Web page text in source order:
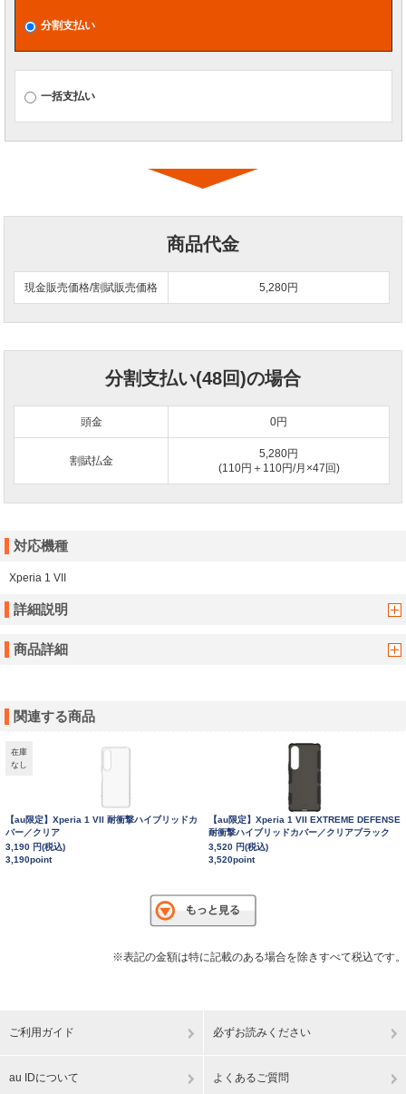
分割支払い
一括支払い
商品代金
現金販売価格/割賦販売価格 5,280円
分割支払い(48回)の場合
頭金 0円
割賦払金
5,280円
(110円＋110円/月×47回)
対応機種
Xperia 1 VII
詳細説明
商品詳細
関連する商品
在庫
なし
【au限定】Xperia 1 VII 耐衝撃ハイブリッドカ
バー／クリア
3,190 円(税込)
3,190point
【au限定】Xperia 1 VII EXTREME DEFENSE
耐衝撃ハイブリッドカバー／クリアブラック
3,520 円(税込)
3,520point
※表記の金額は特に記載のある場合を除きすべて税込です。
ご利用ガイド 必ずお読みください
au IDについて よくあるご質問